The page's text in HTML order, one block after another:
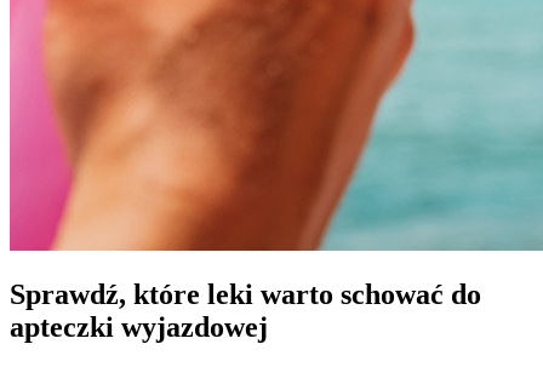
Sprawdź, które leki warto schować do
apteczki wyjazdowej